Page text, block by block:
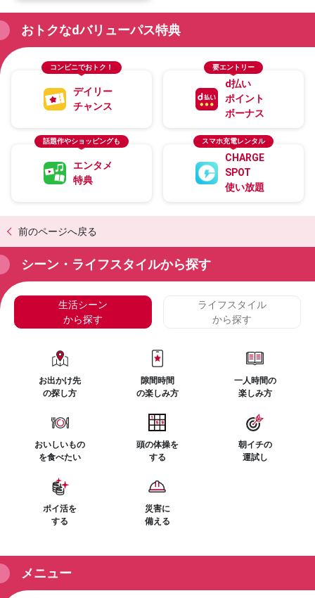
おトクなdバリューパス特典
コンビニでおトク！
デイリー
チャンス
要エントリー
d払い
ポイント
ボーナス
話題作やショッピングも
エンタメ
特典
スマホ充電レンタル
CHARGE
SPOT
使い放題
前のページへ戻る
シーン・ライフスタイルから探す
生活シーン
から探す
ライフスタイル
から探す
お出かけ先
の探し方
隙間時間
の楽しみ方
一人時間の
楽しみ方
おいしいもの
を食べたい
頭の体操を
する
朝イチの
運試し
ポイ活を
する
災害に
備える
メニュー